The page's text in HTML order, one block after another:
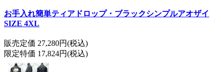
お手入れ簡単ティアドロップ・ブラックシンプルアオザイ
SIZE 4XL
販売定価 27,280円(税込)
限定特価 17,824円(税込)